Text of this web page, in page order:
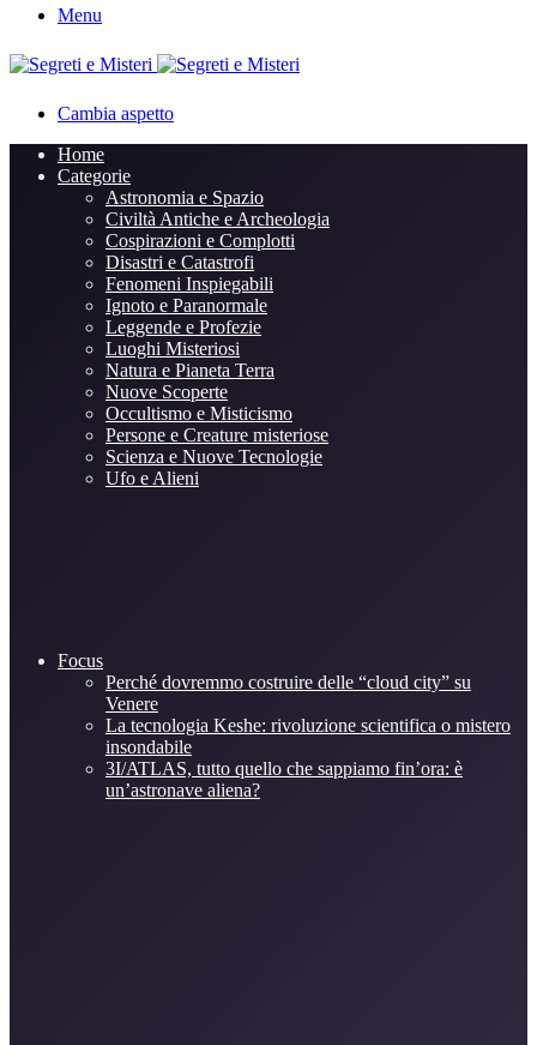
Menu
Cambia aspetto
Home
Categorie
Astronomia e Spazio
Civiltà Antiche e Archeologia
Cospirazioni e Complotti
Disastri e Catastrofi
Fenomeni Inspiegabili
Ignoto e Paranormale
Leggende e Profezie
Luoghi Misteriosi
Natura e Pianeta Terra
Nuove Scoperte
Occultismo e Misticismo
Persone e Creature misteriose
Scienza e Nuove Tecnologie
Ufo e Alieni
Focus
Perché dovremmo costruire delle “cloud city” su
Venere
La tecnologia Keshe: rivoluzione scientifica o mistero
insondabile
3I/ATLAS, tutto quello che sappiamo fin’ora: è
un’astronave aliena?